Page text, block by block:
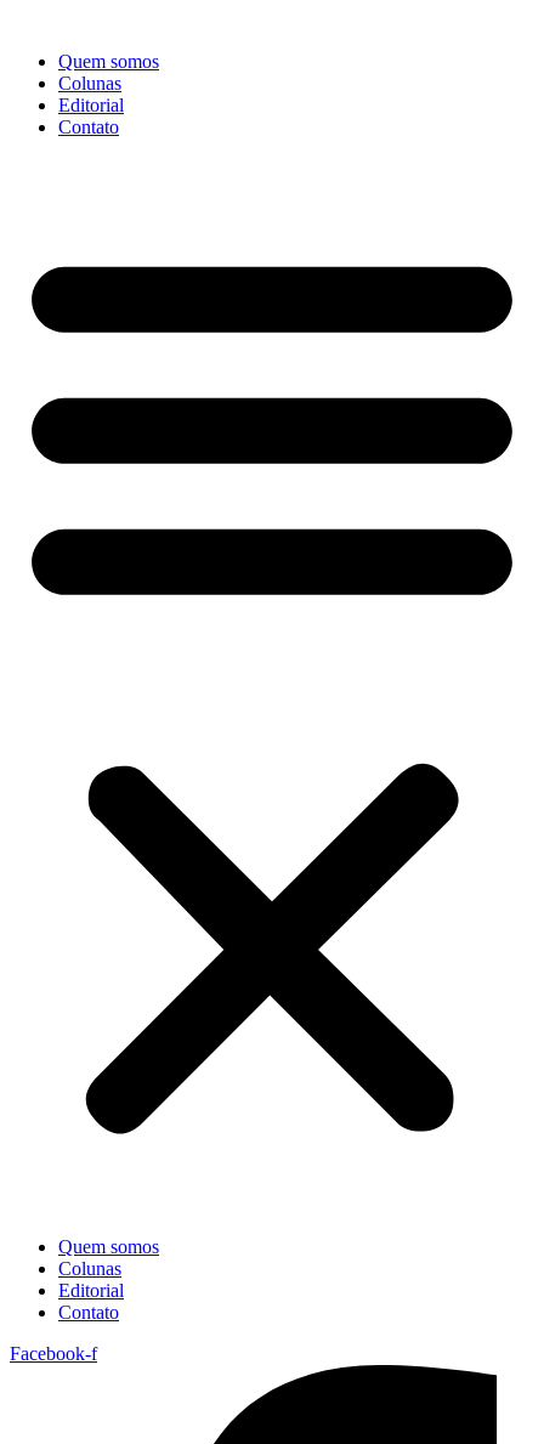
conteúdo
Quem somos
Colunas
Editorial
Contato
Quem somos
Colunas
Editorial
Contato
Facebook-f